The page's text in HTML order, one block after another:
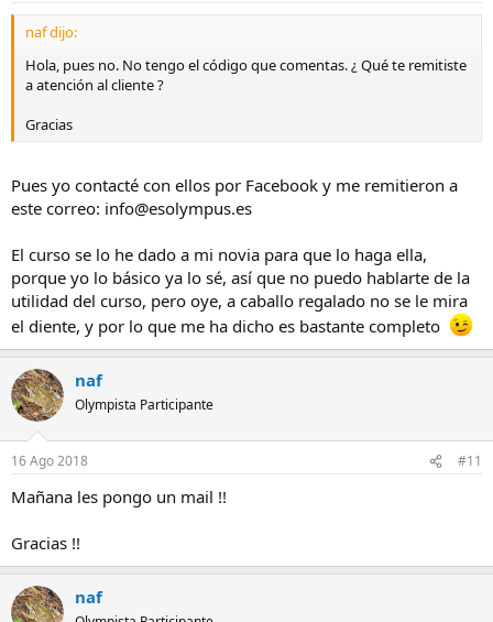
naf dijo:
Hola, pues no. No tengo el código que comentas. ¿ Qué te remitiste
a atención al cliente ?
Gracias
Pues yo contacté con ellos por Facebook y me remitieron a
este correo: info@esolympus.es
El curso se lo he dado a mi novia para que lo haga ella,
porque yo lo básico ya lo sé, así que no puedo hablarte de la
utilidad del curso, pero oye, a caballo regalado no se le mira
el diente, y por lo que me ha dicho es bastante completo
naf
Olympista Participante
16 Ago 2018 #11
Mañana les pongo un mail !!
Gracias !!
naf